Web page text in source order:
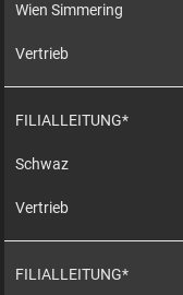
Wien Simmering
Vertrieb
FILIALLEITUNG*
Schwaz
Vertrieb
FILIALLEITUNG*